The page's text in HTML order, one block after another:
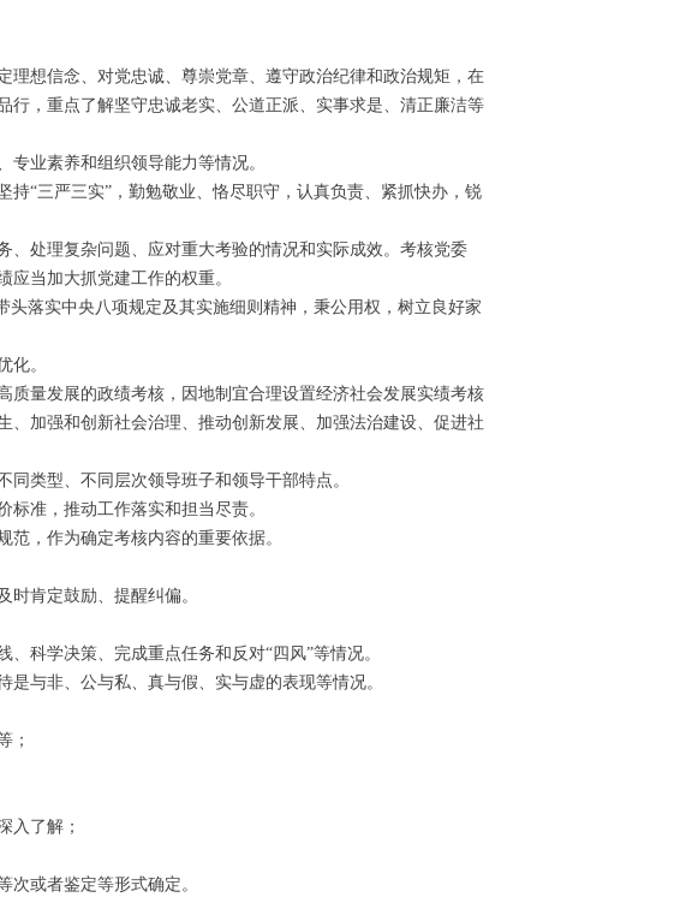
想信念、对党忠诚、尊崇党章、遵守政治纪律和政治规矩，在
，重点了解坚守忠诚老实、公道正派、实事求是、清正廉洁等
业素养和组织领导能力等情况。
“三严三实”，勤勉敬业、恪尽职守，认真负责、紧抓快办，锐
处理复杂问题、应对重大考验的情况和实际成效。考核党委
应当加大抓党建工作的权重。
落实中央八项规定及其实施细则精神，秉公用权，树立良好家
。
量发展的政绩考核，因地制宜合理设置经济社会发展实绩考核
加强和创新社会治理、推动创新发展、加强法治建设、促进社
类型、不同层次领导班子和领导干部特点。
准，推动工作落实和担当尽责。
，作为确定考核内容的重要依据。
肯定鼓励、提醒纠偏。
科学决策、完成重点任务和反对“四风”等情况。
与非、公与私、真与假、实与虚的表现等情况。
；
入了解；
或者鉴定等形式确定。